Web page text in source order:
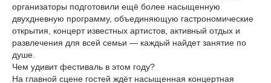
организаторы подготовили ещё более насыщенную
двухдневную программу, объединяющую гастрономические
открытия, концерт известных артистов, активный отдых и
развлечения для всей семьи — каждый найдет занятие по
душе.
Чем удивит фестиваль в этом году?
На главной сцене гостей ждёт насыщенная концертная